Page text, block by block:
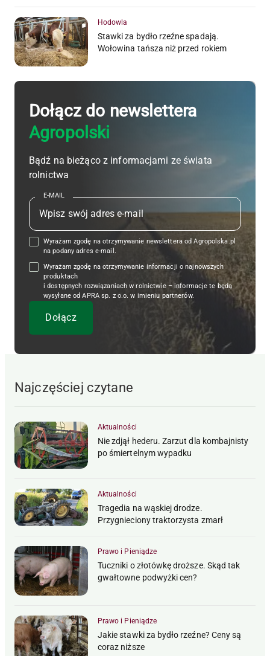
Hodowla
Stawki za bydło rzeźne spadają.
Wołowina tańsza niż przed rokiem
Dołącz do newslettera
Agropolski
Bądź na bieżąco z informacjami ze świata
rolnictwa
E-MAIL
Wyrażam zgodę na otrzymywanie newslettera od Agropolska.pl
na podany adres e-mail.
Wyrażam zgodę na otrzymywanie informacji o najnowszych
produktach
i dostępnych rozwiązaniach w rolnictwie – informacje te będą
wysyłane od APRA sp. z o.o. w imieniu partnerów.
Najczęściej czytane
Aktualności
Nie zdjął hederu. Zarzut dla kombajnisty
po śmiertelnym wypadku
Aktualności
Tragedia na wąskiej drodze.
Przygnieciony traktorzysta zmarł
Prawo i Pieniądze
Tuczniki o złotówkę droższe. Skąd tak
gwałtowne podwyżki cen?
Prawo i Pieniądze
Jakie stawki za bydło rzeźne? Ceny są
coraz niższe